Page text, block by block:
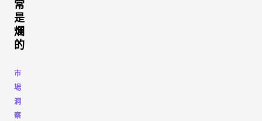
常
是
爛
的
市
場
洞
察